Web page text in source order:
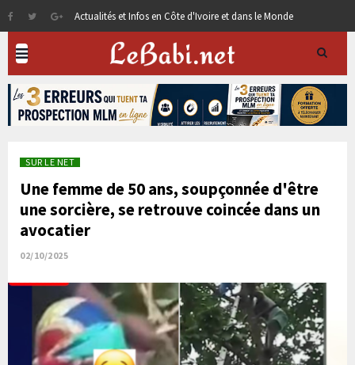
Actualités et Infos en Côte d'Ivoire et dans le Monde
SUR LE NET
Une femme de 50 ans, soupçonnée d'être
une sorcière, se retrouve coincée dans un
avocatier
02/10/2025